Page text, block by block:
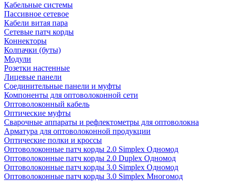
Кабельные системы
Пассивное сетевое
Кабели витая пара
Сетевые патч корды
Коннекторы
Колпачки (буты)
Модули
Розетки настенные
Лицевые панели
Соединительные панели и муфты
Компоненты для оптоволоконной сети
Оптоволоконный кабель
Оптические муфты
Сварочные аппараты и рефлектометры для оптоволокна
Арматура для оптоволоконной продукции
Оптические полки и кроссы
Оптоволоконные патч корды 2.0 Simplex Одномод
Оптоволоконные патч корды 2.0 Duplex Одномод
Оптоволоконные патч корды 3.0 Simplex Одномод
Оптоволоконные патч корды 3.0 Simplex Многомод